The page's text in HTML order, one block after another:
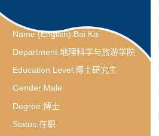
Name (English):Bai Kai
Department:地理科学与旅游学院
Education Level:博士研究生
Gender:Male
Degree:博士
Status:在职